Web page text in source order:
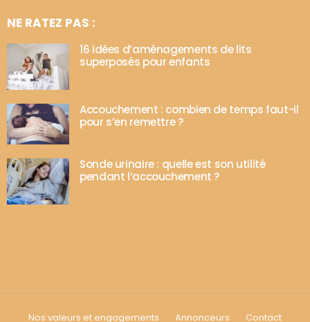
NE RATEZ PAS :
16 idées d’aménagements de lits
superposés pour enfants
Accouchement : combien de temps faut-il
pour s’en remettre ?
Sonde urinaire : quelle est son utilité
pendant l’accouchement ?
Nos valeurs et engagements Annonceurs Contact